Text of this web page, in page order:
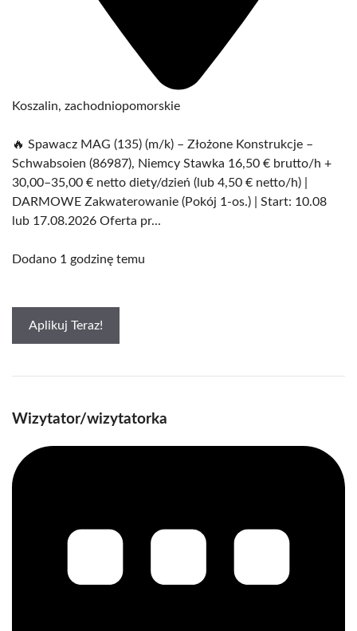
Koszalin, zachodniopomorskie
🔥 Spawacz MAG (135) (m/k) – Złożone Konstrukcje –
Schwabsoien (86987), Niemcy Stawka 16,50 € brutto/h +
30,00–35,00 € netto diety/dzień (lub 4,50 € netto/h) |
DARMOWE Zakwaterowanie (Pokój 1-os.) | Start: 10.08
lub 17.08.2026 Oferta pr...
Dodano 1 godzinę temu
Aplikuj Teraz!
Wizytator/wizytatorka